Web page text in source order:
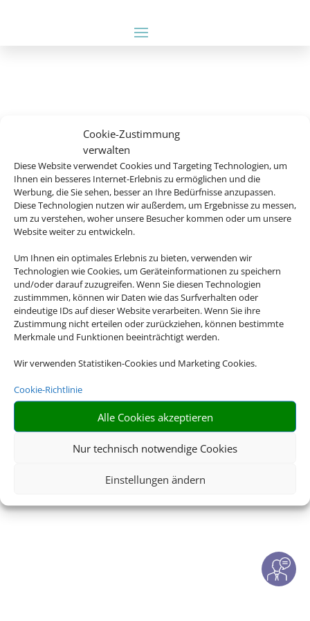
Cookie-Zustimmung
verwalten
Diese Website verwendet Cookies und Targeting Technologien, um
Ihnen ein besseres Internet-Erlebnis zu ermöglichen und die
Werbung, die Sie sehen, besser an Ihre Bedürfnisse anzupassen.
Diese Technologien nutzen wir außerdem, um Ergebnisse zu messen,
um zu verstehen, woher unsere Besucher kommen oder um unsere
Website weiter zu entwickeln.
Um Ihnen ein optimales Erlebnis zu bieten, verwenden wir
Technologien wie Cookies, um Geräteinformationen zu speichern
und/oder darauf zuzugreifen. Wenn Sie diesen Technologien
zustimmmen, können wir Daten wie das Surfverhalten oder
eindeutige IDs auf dieser Website verarbeiten. Wenn Sie ihre
Zustimmung nicht erteilen oder zurückziehen, können bestimmte
Merkmale und Funktionen beeinträchtigt werden.
Wir verwenden Statistiken-Cookies und Marketing Cookies.
Cookie-Richtlinie
Alle Cookies akzeptieren
Nur technisch notwendige Cookies
Einstellungen ändern
Rechtliche Informationen
Impressum|Datenschutzerklärung|Online
Check-In|Service|Blacklisted Airlines|AGB|
Barrierefreiheitserklärung
© 2026 • Schmetterling